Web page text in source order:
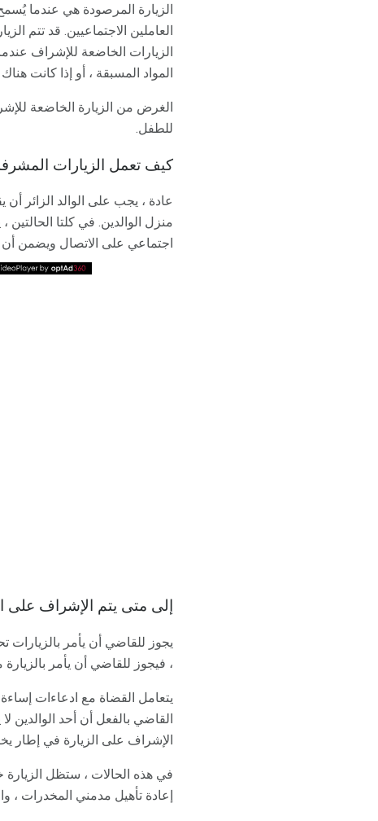
الزيارة المرصودة هي عندما
العاملين الاجتماعيين. قد تتم
الزيارات الخاضعة للإشراف
المواد المسبقة ، أو إذا كانت
الغرض من الزيارة الخاضعة
للطفل.
كيف تعمل الزيارات
عادة ، يجب على الوالد الزائر
منزل الوالدين. في كلتا
اجتماعي على الاتصال ويضمن أن
إلى متى يتم الإشراف على
يجوز للقاضي أن يأمر
، فيجوز للقاضي أن يأمر
يتعامل القضاة مع ادعاءات
القاضي بالفعل أن أحد الوالدين
الإشراف على الزيارة في إطار
في هذه الحالات ، ستظل
إعادة تأهيل مدمني المخدرات ،